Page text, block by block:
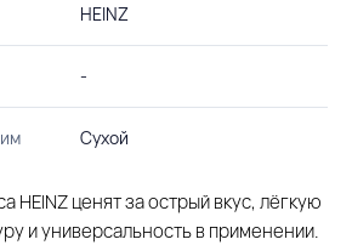
HEINZ
-
Сухой
HEINZ ценят за острый вкус, лёгкую
и универсальность в применении.